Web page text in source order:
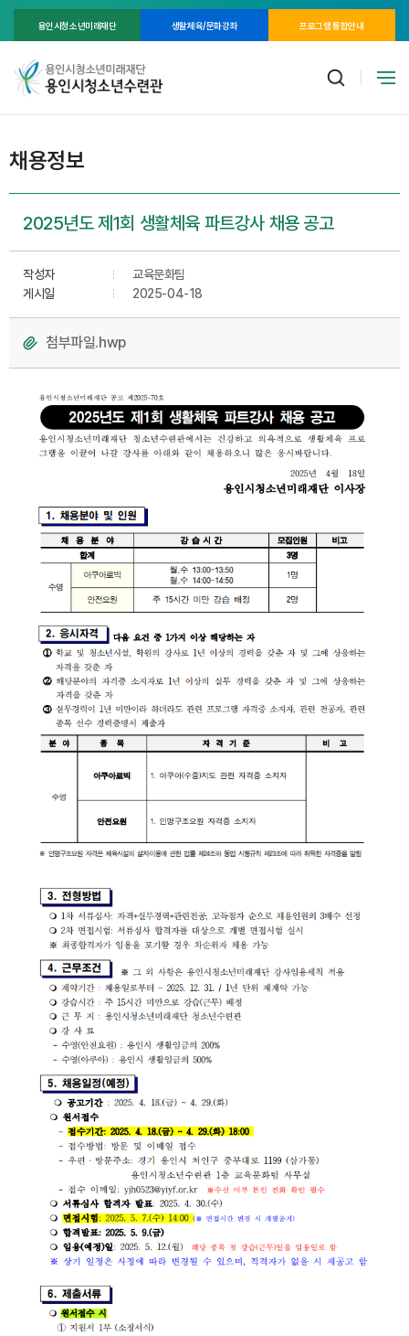
용인시청소년미래재단 생활체육/문화강좌 프로그램 통합안내
채용정보
2025년도 제1회 생활체육 파트강사 채용 공고
작성자
교육문화팀
게시일
2025-04-18
첨부파일.hwp